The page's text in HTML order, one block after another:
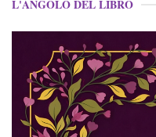
L'ANGOLO DEL LIBRO